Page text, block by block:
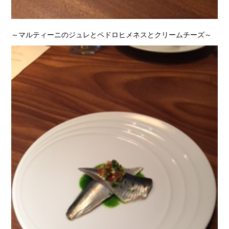
～マルティーニのジュレとペドロヒメネスとクリームチーズ～